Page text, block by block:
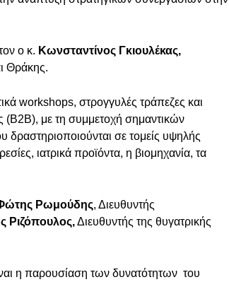
ο κ. Κωνσταντίνος Γκιουλέκας,
Θράκης.
workshops, στρογγυλές τράπεζες και
(B2B), με τη συμμετοχή σημαντικών
δραστηριοποιούνται σε τομείς υψηλής
ιατρικά προϊόντα, η βιομηχανία, τα
Ρωμούδης, Διευθυντής
Ριζόπουλος,Διευθυντής της θυγατρικής
η παρουσίαση των δυνατότητων του